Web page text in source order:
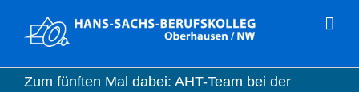
springen
Zum fünften Mal dabei: AHT-Team bei der